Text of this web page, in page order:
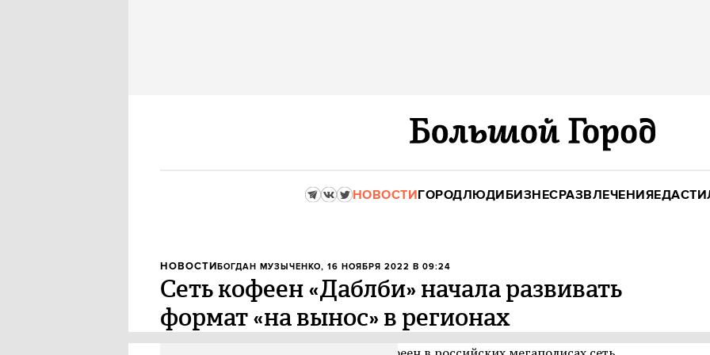
НОВОСТИГОРОДЛЮДИБИЗНЕСРАЗВЛЕЧЕНИЯЕДА
НОВОСТИБОГДАН МУЗЫЧЕНКО, 16 НОЯБРЯ 2022 В 09:24
Сеть кофеен «Даблби» начала развивать
формат «на вынос» в регионах